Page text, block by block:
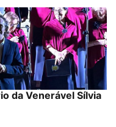
da Venerável Sílvia